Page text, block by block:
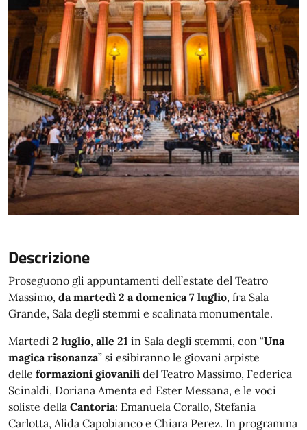
Descrizione
Proseguono gli appuntamenti dell’estate del Teatro
Massimo, da martedì 2 a domenica 7 luglio, fra Sala
Grande, Sala degli stemmi e scalinata monumentale.
Martedì 2 luglio, alle 21 in Sala degli stemmi, con “Una
magica risonanza” si esibiranno le giovani arpiste
delle formazioni giovanili del Teatro Massimo, Federica
Scinaldi, Doriana Amenta ed Ester Messana, e le voci
soliste della Cantoria: Emanuela Corallo, Stefania
Carlotta, Alida Capobianco e Chiara Perez. In programma